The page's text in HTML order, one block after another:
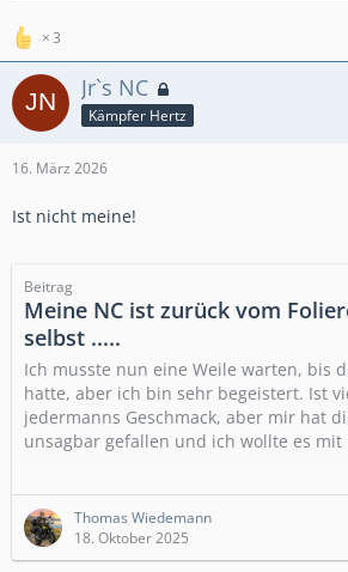
3
Jr`s NC
Kämpfer Hertz
16. März 2026
Ist nicht meine!
Beitrag
Meine NC ist zurück vom
selbst .....
Ich musste nun eine Weile warten, bis
hatte, aber ich bin sehr begeistert. Ist
jedermanns Geschmack, aber mir hat
unsagbar gefallen und ich wollte es mit
Gruß Thomas
Thomas Wiedemann
18. Oktober 2025